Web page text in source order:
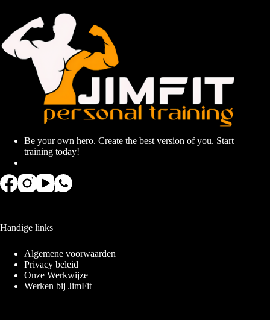
Be your own hero. Create the best version of you. Start
training today!
Handige links
Algemene voorwaarden
Privacy beleid
Onze Werkwijze
Werken bij JimFit